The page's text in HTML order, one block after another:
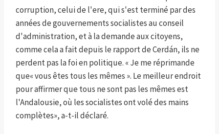
corruption, celui de l'ere, qui s'est terminé par des
années de gouvernements socialistes au conseil
d'administration, et à la demande aux citoyens,
comme cela a fait depuis le rapport de Cerdán, ils ne
perdent pas la foi en politique. « Je me réprimande
que« vous êtes tous les mêmes ». Le meilleur endroit
pour affirmer que tous ne sont pas les mêmes est
l'Andalousie, où les socialistes ont volé des mains
complètes», a-t-il déclaré.